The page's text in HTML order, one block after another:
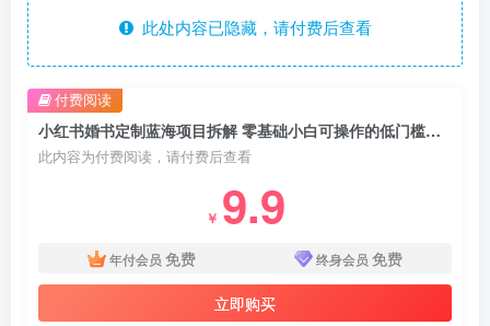
此处内容已隐藏，请付费后查看
小红书婚书定制蓝海项目拆解 零基础小白可操作的低门槛盈利副业
此内容为付费阅读，请付费后查看
￥ 9.9
年付会员 免费 终身会员 免费
立即购买
付费阅读